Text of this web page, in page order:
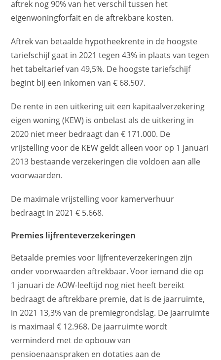
aftrek nog 90% van het verschil tussen het
eigenwoningforfait en de aftrekbare kosten.
Aftrek van betaalde hypotheekrente in de hoogste
tariefschijf gaat in 2021 tegen 43% in plaats van tegen
het tabeltarief van 49,5%. De hoogste tariefschijf
begint bij een inkomen van € 68.507.
De rente in een uitkering uit een kapitaalverzekering
eigen woning (KEW) is onbelast als de uitkering in
2020 niet meer bedraagt dan € 171.000. De
vrijstelling voor de KEW geldt alleen voor op 1 januari
2013 bestaande verzekeringen die voldoen aan alle
voorwaarden.
De maximale vrijstelling voor kamerverhuur
bedraagt in 2021 € 5.668.
Premies lijfrenteverzekeringen
Betaalde premies voor lijfrenteverzekeringen zijn
onder voorwaarden aftrekbaar. Voor iemand die op
1 januari de AOW-leeftijd nog niet heeft bereikt
bedraagt de aftrekbare premie, dat is de jaarruimte,
in 2021 13,3% van de premiegrondslag. De jaarruimte
is maximaal € 12.968. De jaarruimte wordt
verminderd met de opbouw van
pensioenaanspraken en dotaties aan de